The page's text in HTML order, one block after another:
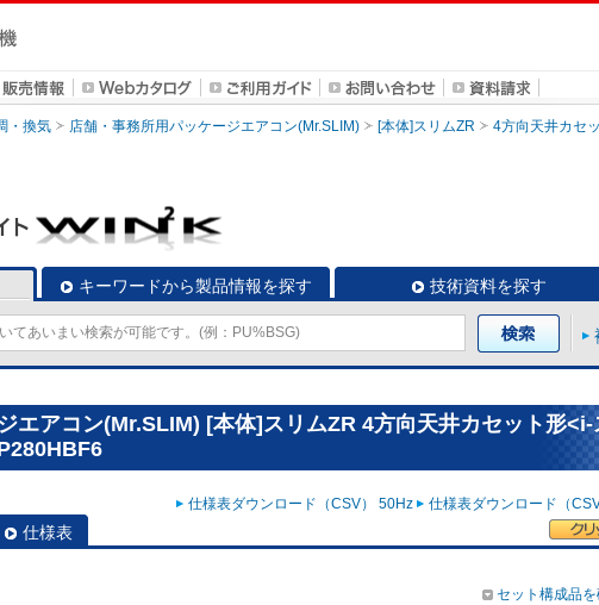
・換気 店舗・事務所用パッケージエアコン(Mr.SLIM) [本体]スリムZR
4方向天井カセ
キーワードから製品情報を探す 技術資料を探す
エアコン(Mr.SLIM) [本体]スリムZR 4方向天井カセット形<i-
仕様表ダウンロード（CSV） 50Hz 仕様表ダウンロード（
仕様表
セット構成品